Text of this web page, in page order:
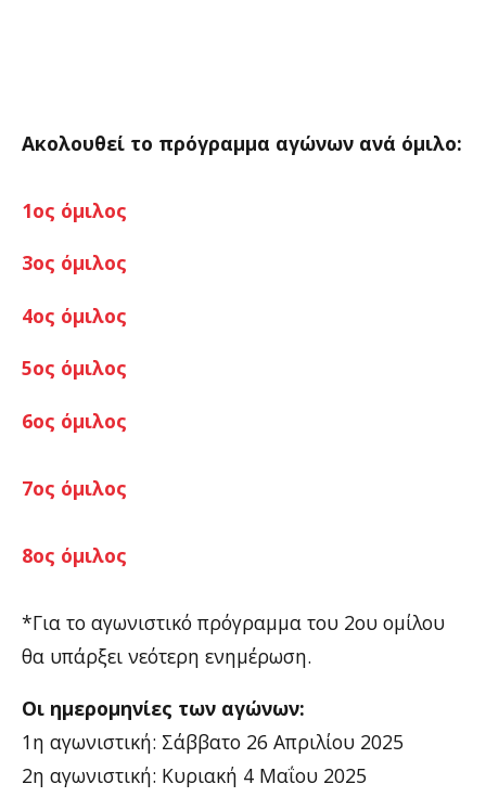
Ακολουθεί το πρόγραμμα αγώνων ανά όμιλο:
1ος όμιλος
3ος όμιλος
4ος όμιλος
5ος όμιλος
6ος όμιλος
7ος όμιλος
8ος όμιλος
*Για το αγωνιστικό πρόγραμμα του 2ου ομίλου
θα υπάρξει νεότερη ενημέρωση.
Οι ημερομηνίες των αγώνων:
1η αγωνιστική: Σάββατο 26 Απριλίου 2025
2η αγωνιστική: Κυριακή 4 Μαΐου 2025